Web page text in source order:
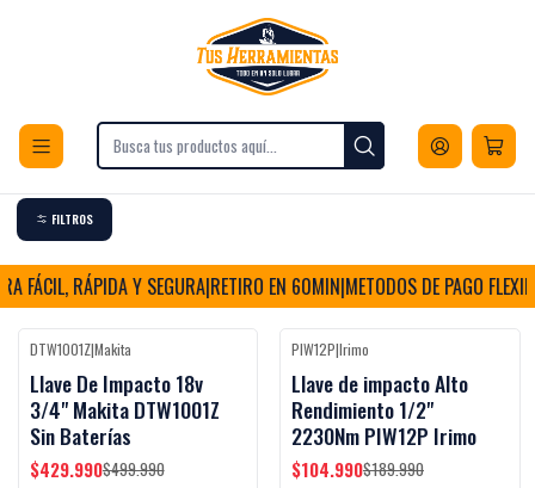
Envios a todo Chile
Herramientas inalámbricas
Llave de impacto
Llave de impacto
FILTROS
FÁCIL, RÁPIDA Y SEGURA|RETIRO EN 60MIN|METODOS DE PAGO
-14%OFF
DTW1001Z|Makita
Llave De Impacto 18v
3/4" Makita DTW1001Z
Sin Baterías
$429.990$499.990
-45%OFF
PIW12P|Irimo
Llave de impacto Alto
Rendimiento 1/2"
2230Nm PIW12P Irimo
$104.990$189.990